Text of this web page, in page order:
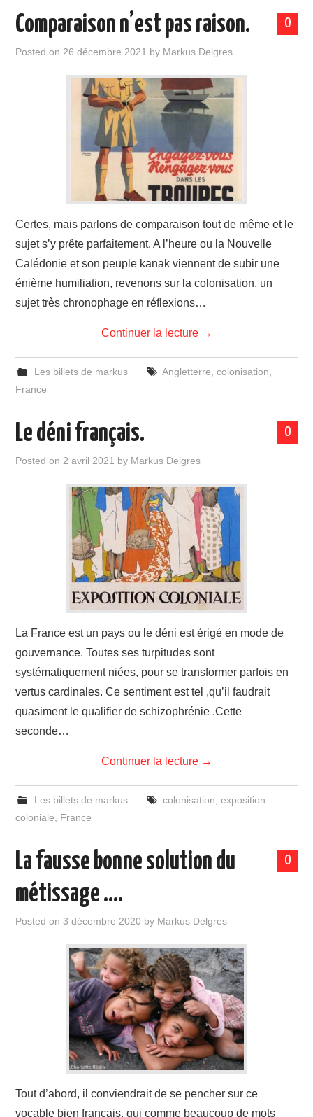
0
Comparaison n’est pas raison.
Posted on 26 décembre 2021 by Markus Delgres
Certes, mais parlons de comparaison tout de même et le
sujet s’y prête parfaitement. A l’heure ou la Nouvelle
Calédonie et son peuple kanak viennent de subir une
énième humiliation, revenons sur la colonisation, un
sujet très chronophage en réflexions…
Continuer la lecture →
Les billets de markus Angletterre colonisation
France
0
Le déni français.
Posted on 2 avril 2021 by Markus Delgres
La France est un pays ou le déni est érigé en mode de
gouvernance. Toutes ses turpitudes sont
systématiquement niées, pour se transformer parfois en
vertus cardinales. Ce sentiment est tel ,qu’il faudrait
quasiment le qualifier de schizophrénie .Cette
seconde…
Continuer la lecture →
Les billets de markus colonisation exposition
coloniale
France
0
La fausse bonne solution du
métissage ….
Posted on3 décembre 2020 by Markus Delgres
Tout d’abord, il conviendrait de se pencher sur ce
vocable bien français, qui comme beaucoup de mots